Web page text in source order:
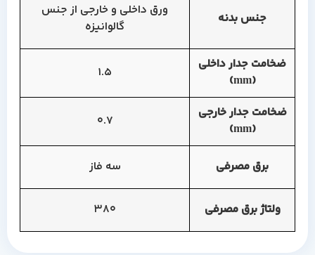
جنس بدنه
ورق داخلی و خارجی از جنس
گالوانیزه
ضخامت جدار داخلی
(mm)
1.5
ضخامت جدار خارجی
(mm)
0.7
برق مصرفی سه فاز
ولتاژ برق مصرفی 380